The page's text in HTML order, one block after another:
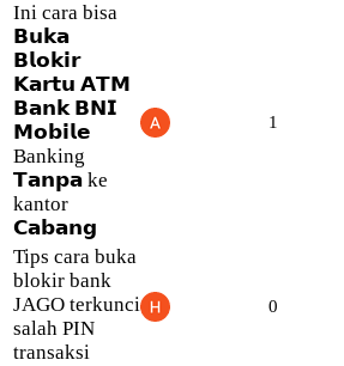
Ini cara bisa
𝗕𝘂𝗸𝗮
𝗕𝗹𝗼𝗸𝗶𝗿
𝗞𝗮𝗿𝘁𝘂 𝗔𝗧𝗠
𝗕𝗮𝗻𝗸 𝗕𝗡𝗜
𝗠𝗼𝗯𝗶𝗹𝗲
Banking
𝗧𝗮𝗻𝗽𝗮 ke
kantor
𝗖𝗮𝗯𝗮𝗻𝗴
1
Tips cara buka
blokir bank
JAGO terkunci
salah PIN
transaksi
0